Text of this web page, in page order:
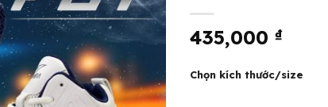
435,000 ₫
Chọn kích thước/size